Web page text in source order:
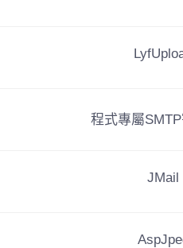
程式專屬
JMail